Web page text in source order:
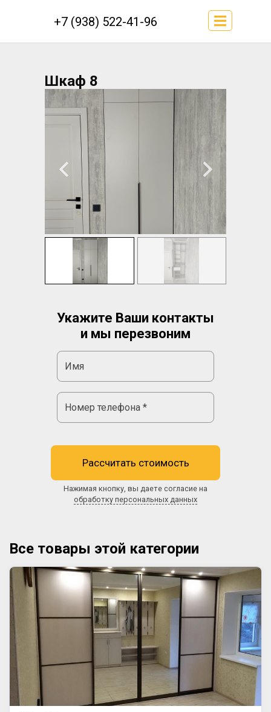
+7 (938) 522-41-96
Шкаф 8
Укажите Ваши контакты
и мы перезвоним
Рассчитать стоимость
Нажимая кнопку, вы даете согласие на
обработку персональных данных
Все товары этой категории